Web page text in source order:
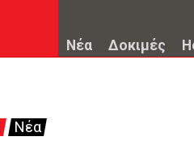
Νέα Δοκιμές
Νέα